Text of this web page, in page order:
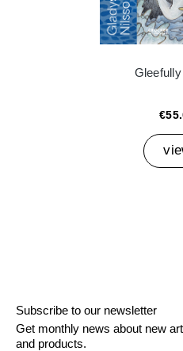
Subscribe to our newsletter
Get monthly news about new
and products.